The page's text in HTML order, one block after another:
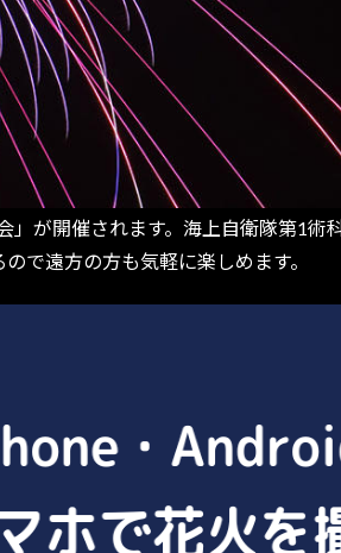
が開催されます。海上自衛隊第1術
で遠方の方も気軽に楽しめます。